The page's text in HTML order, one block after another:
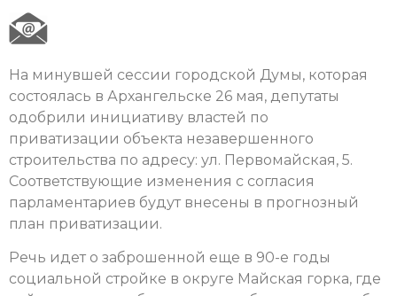
На минувшей сессии городской Думы, которая
состоялась в Архангельске 26 мая, депутаты
одобрили инициативу властей по
приватизации объекта незавершенного
строительства по адресу: ул. Первомайская, 5.
Соответствующие изменения с согласия
парламентариев будут внесены в прогнозный
план приватизации.
Речь идет о заброшенной еще в 90-е годы
социальной стройке в округе Майская горка, где